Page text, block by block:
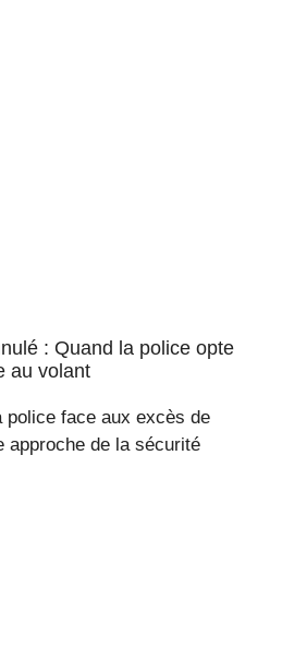
: Quand la police opte
au volant
police face aux excès de
approche de la sécurité